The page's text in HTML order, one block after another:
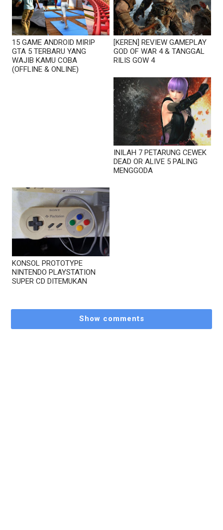
15 GAME ANDROID MIRIP
GTA 5 TERBARU YANG
WAJIB KAMU COBA
(OFFLINE & ONLINE)
[KEREN] REVIEW GAMEPLAY
GOD OF WAR 4 & TANGGAL
RILIS GOW 4
INILAH 7 PETARUNG CEWEK
DEAD OR ALIVE 5 PALING
MENGGODA
KONSOL PROTOTYPE
NINTENDO PLAYSTATION
SUPER CD DITEMUKAN
Show comments